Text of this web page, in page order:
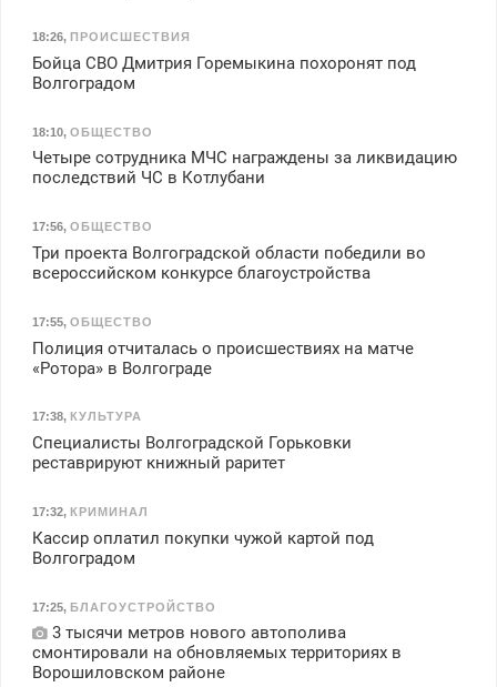
18:26, ПРОИСШЕСТВИЯ
Бойца СВО Дмитрия Горемыкина похоронят под
Волгоградом
18:10, ОБЩЕСТВО
Четыре сотрудника МЧС награждены за ликвидацию
последствий ЧС в Котлубани
17:56, ОБЩЕСТВО
Три проекта Волгоградской области победили во
всероссийском конкурсе благоустройства
17:55, ОБЩЕСТВО
Полиция отчиталась о происшествиях на матче
«Ротора» в Волгограде
17:38, КУЛЬТУРА
Специалисты Волгоградской Горьковки
реставрируют книжный раритет
17:32, КРИМИНАЛ
Кассир оплатил покупки чужой картой под
Волгоградом
17:25, БЛАГОУСТРОЙСТВО
3 тысячи метров нового автополива
смонтировали на обновляемых территориях в
Ворошиловском районе